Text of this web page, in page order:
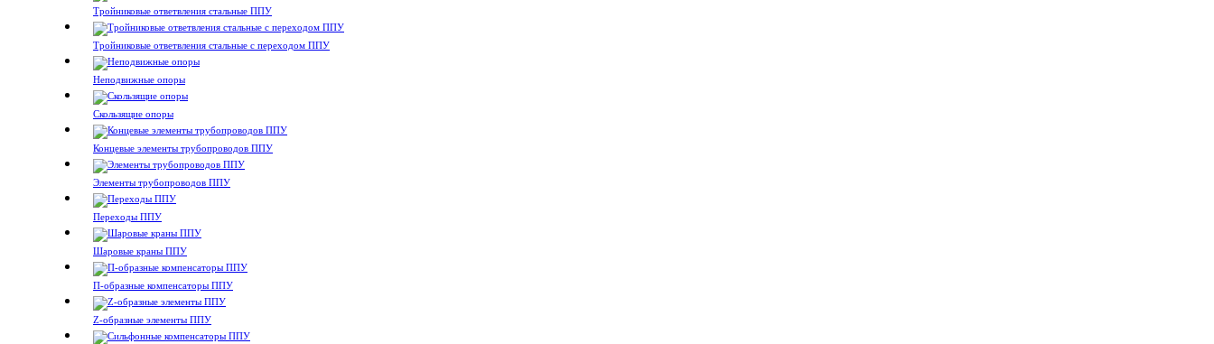
Тройниковые ответвления стальные ППУ
Тройниковые ответвления стальные с переходом ППУ
Неподвижные опоры
Скользящие опоры
Концевые элементы трубопроводов ППУ
Элементы трубопроводов ППУ
Переходы ППУ
Шаровые краны ППУ
П-образные компенсаторы ППУ
Z-образные элементы ППУ